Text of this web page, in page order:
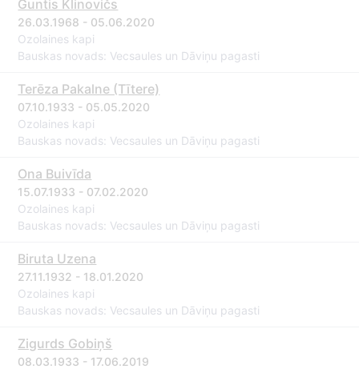
Guntis Klinovičs
26.03.1968 - 05.06.2020
Ozolaines kapi
Bauskas novads: Vecsaules un Dāviņu pagasti
Terēza Pakalne (Tītere)
07.10.1933 - 05.05.2020
Ozolaines kapi
Bauskas novads: Vecsaules un Dāviņu pagasti
Ona Buivīda
15.07.1933 - 07.02.2020
Ozolaines kapi
Bauskas novads: Vecsaules un Dāviņu pagasti
Biruta Uzena
27.11.1932 - 18.01.2020
Ozolaines kapi
Bauskas novads: Vecsaules un Dāviņu pagasti
Zigurds Gobiņš
08.03.1933 - 17.06.2019